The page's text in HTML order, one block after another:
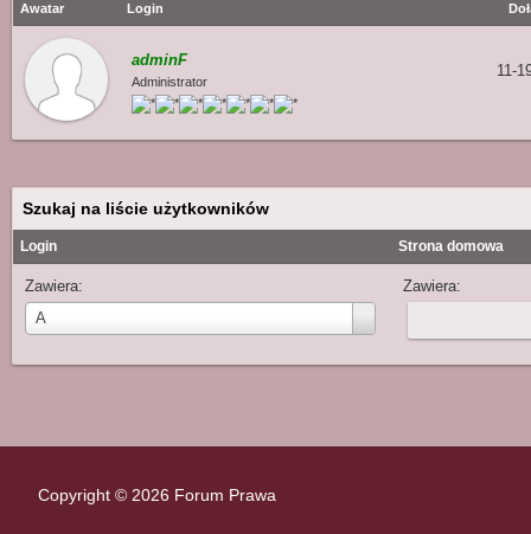
Awatar Login
adminF
Administrator
11-
Szukaj na liście użytkowników
Login Strona domowa
Zawiera:
A
Login:Login
Zawiera:
Copyright © 2026 Forum Prawa